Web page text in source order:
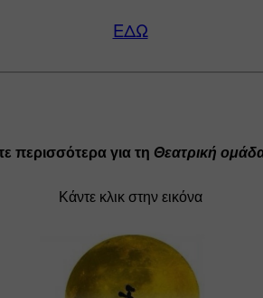
ΕΔΩ
περισσότερα για τη Θεατρική
Κάντε κλικ στην εικόνα